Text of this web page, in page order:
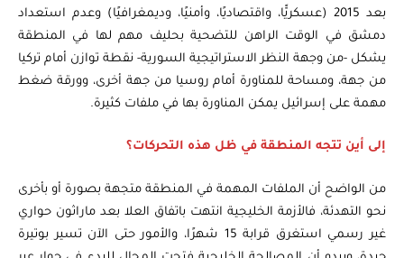
بعد 2015 (عسكريًّا، واقتصاديًا، وأمنيًا، وديمغرافيًا) وعدم استعداد
دمشق في الوقت الراهن للتضحية بحليف مهم لها في المنطقة
يشكل -من وجهة النظر الاستراتيجية السورية- نقطة توازن أمام تركيا
من جهة، ومساحة للمناورة أمام روسيا من جهة أخرى، وورقة ضغط
مهمة على إسرائيل يمكن المناورة بها في ملفات كثيرة.
إلى أين تتجه المنطقة في ظل هذه التحركات؟
من الواضح أن الملفات المهمة في المنطقة متجهة بصورة أو بأخرى
نحو التهدئة، فالأزمة الخليجية انتهت باتفاق العلا بعد ماراثون حواري
غير رسمي استغرق قرابة 15 شهرًا، والأمور حتى الآن تسير بوتيرة